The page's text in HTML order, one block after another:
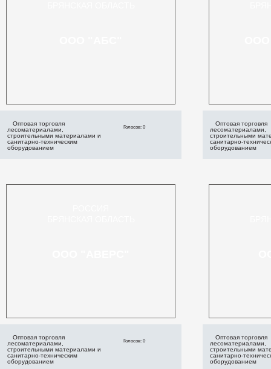
Оптовая торговля
лесоматериалами,
строительными материалами и
санитарно-техническим
оборудованием
Голосов: 0
Оптовая торговля
лесоматериалами,
строительными
санитарно-
оборудованием
Оптовая торговля
лесоматериалами,
строительными материалами и
санитарно-техническим
оборудованием
Голосов: 0
Оптовая торговля
лесоматериалами,
строительными
санитарно-
оборудованием